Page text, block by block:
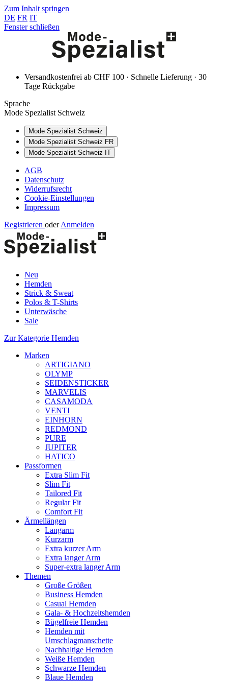
Zum Inhalt springen
DE FR IT
Fenster schließen
Versandkostenfrei ab CHF 100 · Schnelle Lieferung · 30
Tage Rückgabe
Sprache
Mode Spezialist Schweiz
Mode Spezialist Schweiz
Mode Spezialist Schweiz FR
Mode Spezialist Schweiz IT
AGB
Datenschutz
Widerrufsrecht
Cookie-Einstellungen
Impressum
Registrieren oder Anmelden
Neu
Hemden
Strick & Sweat
Polos & T-Shirts
Unterwäsche
Sale
Zur Kategorie Hemden
Marken
ARTIGIANO
OLYMP
SEIDENSTICKER
MARVELIS
CASAMODA
VENTI
EINHORN
REDMOND
PURE
JUPITER
HATICO
Passformen
Extra Slim Fit
Slim Fit
Tailored Fit
Regular Fit
Comfort Fit
Ärmellängen
Langarm
Kurzarm
Extra kurzer Arm
Extra langer Arm
Super-extra langer Arm
Themen
Große Größen
Business Hemden
Casual Hemden
Gala- & Hochzeitshemden
Bügelfreie Hemden
Hemden mit
Umschlagmanschette
Nachhaltige Hemden
Weiße Hemden
Schwarze Hemden
Blaue Hemden